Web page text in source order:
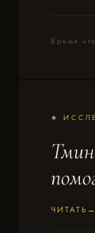
Время
★
ЧИТАТЬ